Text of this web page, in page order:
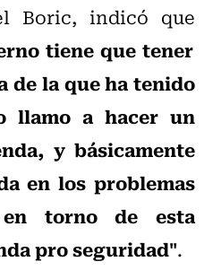
Boric, indicó que
tiene que tener
de la que ha tenido
llamo a hacer un
y básicamente
en los problemas
torno de esta
pro seguridad".